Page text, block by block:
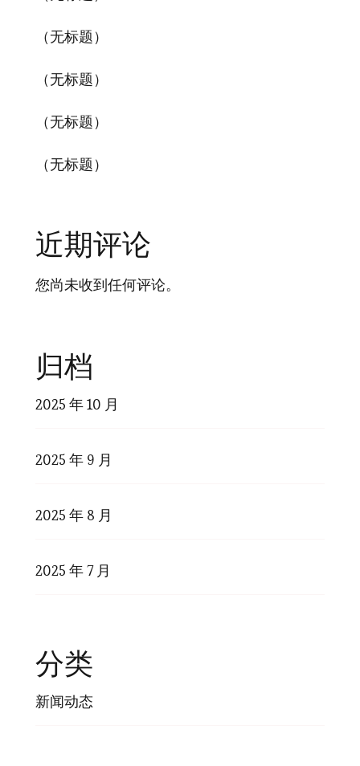
（无标题）
（无标题）
（无标题）
（无标题）
近期评论
您尚未收到任何评论。
归档
2025 年 10 月
2025 年 9 月
2025 年 8 月
2025 年 7 月
分类
新闻动态